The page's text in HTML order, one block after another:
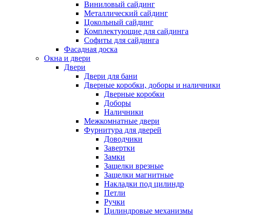
Виниловый сайдинг
Металлический сайдинг
Цокольный сайдинг
Комплектующие для сайдинга
Софиты для сайдинга
Фасадная доска
Окна и двери
Двери
Двери для бани
Дверные коробки, доборы и наличники
Дверные коробки
Доборы
Наличники
Межкомнатные двери
Фурнитура для дверей
Доводчики
Завертки
Замки
Защелки врезные
Защелки магнитные
Накладки под цилиндр
Петли
Ручки
Цилиндровые механизмы